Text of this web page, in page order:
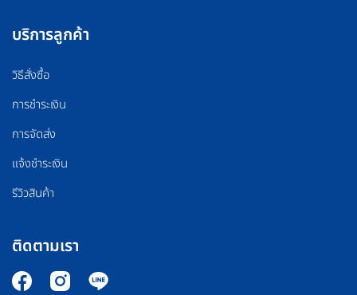
บริการลูกค้า
วิธีสั่งซื้อ
การชำระเงิน
การจัดส่ง
แจ้งชำระเงิน
รีวิวสินค้า
ติดตามเรา